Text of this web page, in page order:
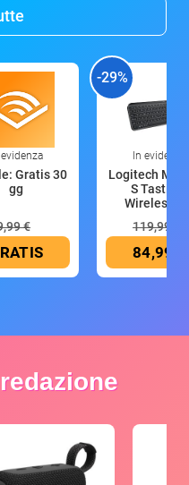
evidenza
Gratis 30
gg
€
-29%
In evidenza
Logitech MX
S Tastiera
Wireless
119,99 €
84,99 €